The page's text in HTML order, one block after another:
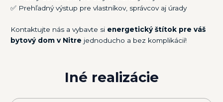
✅ Prehľadný výstup pre vlastníkov, správcov aj úrady
Kontaktujte nás a vybavte si energetický štítok pre váš
bytový dom v Nitre jednoducho a bez komplikácií!
Iné realizácie